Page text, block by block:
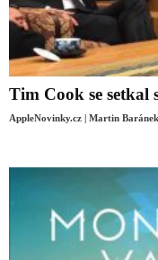
Tim Cook se setkal
AppleNovinky.cz | Martin Baránek